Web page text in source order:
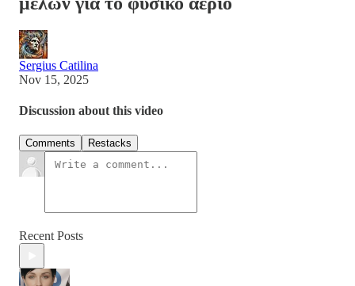
Sergius Catilina
Nov 15, 2025
Discussion about this video
Comments Restacks
Recent Posts